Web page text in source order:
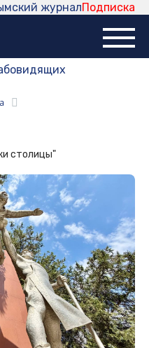
Подписка
журнал
столицы"